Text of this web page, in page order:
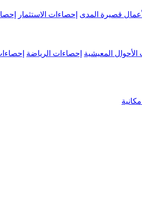
قصيرة المدى إحصاءات الاستثمار
الأحوال المعيشية إحصاءات الرياضة